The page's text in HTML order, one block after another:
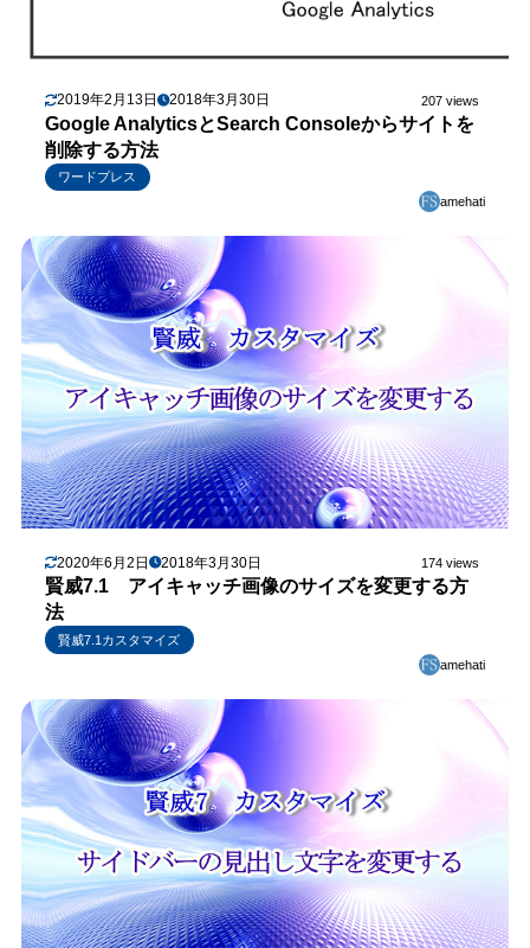
2019年2月13日 2018年3月30日 207 views
Google AnalyticsとSearch Consoleからサイトを
削除する方法
ワードプレス
amehati
2020年6月2日 2018年3月30日 174 views
賢威7.1 アイキャッチ画像のサイズを変更する方
法
賢威7.1カスタマイズ
amehati